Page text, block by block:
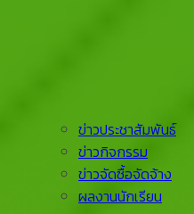
ข่าวประชาสัมพันธ์
ข่าวกิจกรรม
ข่าวจัดซื้อจัดจ้าง
ผลงานนักเรียน